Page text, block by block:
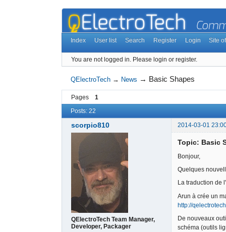
Index User list Search Register Login Site
You are not logged in. Please login or register.
QElectroTech → News → Basic Shapes
Pages
1
Posts: 22
scorpio810 2014-03-01
QElectroTech Team Manager,
Developer, Packager
Topic: Basic
Bonjour,
Quelques
La traduction de
Arun à crée un
http://
De nouveaux
schéma (outils